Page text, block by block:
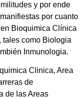
y por ende
por cuanto
Bioquimica Clínica
tales como Biologia
Inmunologia.
Clinica, Area
de
de las Areas